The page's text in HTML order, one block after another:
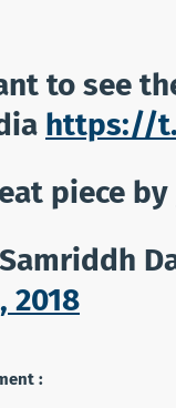
to see
https://
piece by
2018
: